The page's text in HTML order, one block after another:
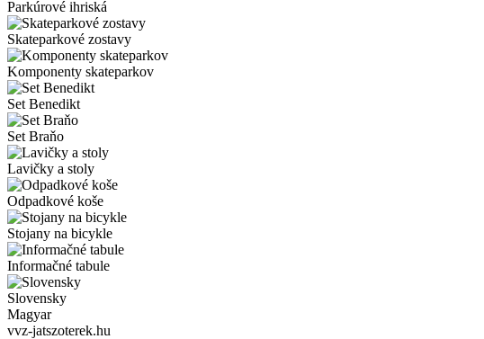
Parkúrové ihriská
Skateparkové zostavy
Komponenty skateparkov
Set Benedikt
Set Braňo
Lavičky a stoly
Odpadkové koše
Stojany na bicykle
Informačné tabule
Slovensky
Magyar
vvz-jatszoterek.hu